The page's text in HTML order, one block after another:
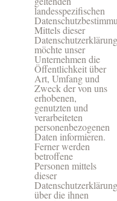
landesspezifischen
Mittels dieser
Datenschutzerklärung
möchte unser
Unternehmen die
Öffentlichkeit über
Art, Umfang und
Zweck der von uns
erhobenen,
genutzten und
verarbeiteten
personenbezogenen
Daten informieren.
Ferner werden
betroffene
Personen mittels
dieser
Datenschutzerklärung
über die ihnen